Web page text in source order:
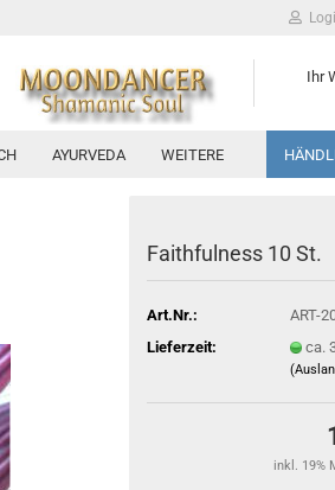
Ihr
AYURVEDA WEITERE
Faithfulness 10 St.
Art.Nr.:
ART-
Lieferzeit:
ca.
inkl. 19%